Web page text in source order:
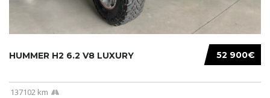
52 900€
HUMMER H2 6.2 V8 LUXURY
137102 km